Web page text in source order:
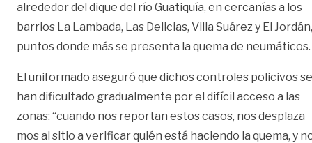
alrededor del dique del río Guatiquía, en cercanías a los
barrios La Lambada, Las Delicias, Villa Suárez y El Jordán,
puntos donde más se presenta la quema de neumáticos.
El uniformado aseguró que dichos controles policivos se
han dificultado gradualmente por el difícil acceso a las
zonas: “cuando nos reportan estos casos, nos desplaza
mos al sitio a verificar quién está haciendo la quema, y